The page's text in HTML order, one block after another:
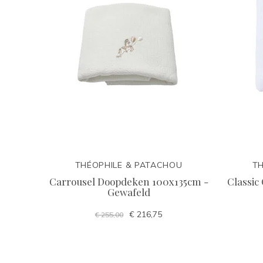
THÉOPHILE & PATACHOU
Carrousel Doopdeken 100x135cm -
Gewafeld
€ 255,00 € 216,75
Classic